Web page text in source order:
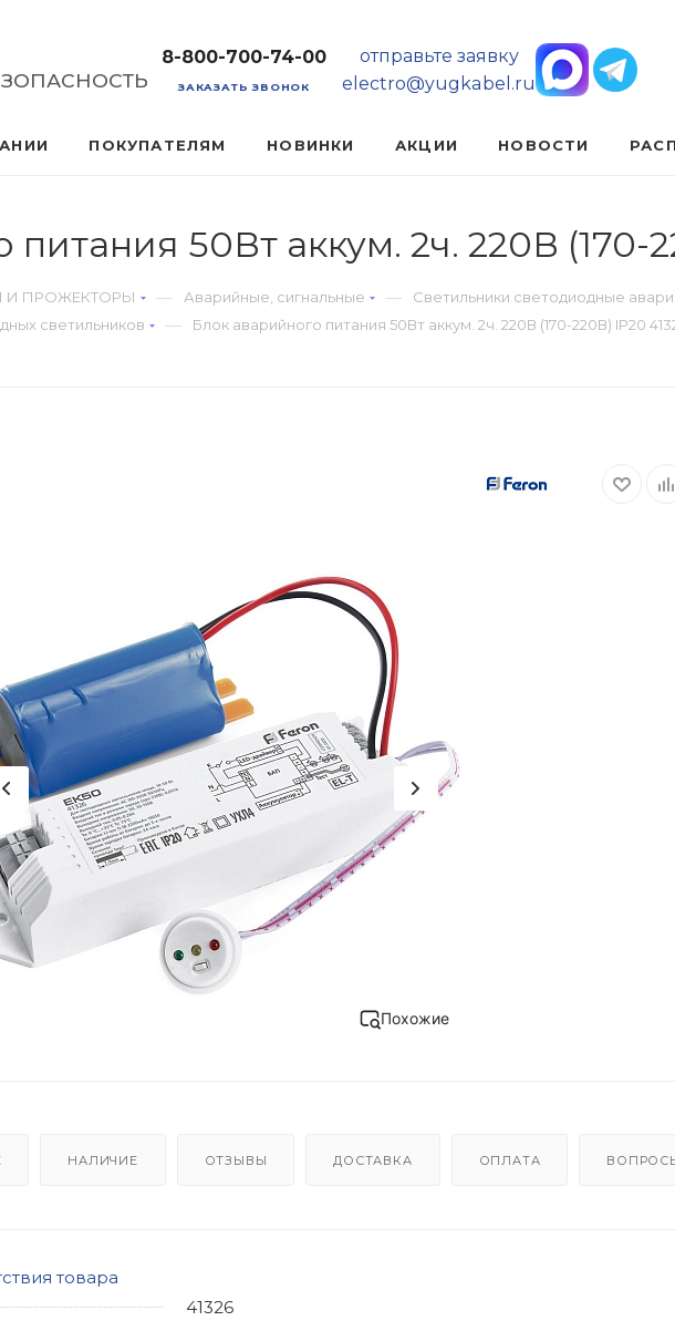
8-800-700-74-00
ЗАКАЗАТЬ ЗВОНОК
отправьте заявку
electro@yugkabel.ru
ПОКУПАТЕЛЯМ НОВИНКИ АКЦИИ НОВОСТИ
50Вт аккум. 2ч. 220В (170-
И ПРОЖЕКТОРЫ — Аварийные, сигнальные — Светильники светодиодные
светильников — Блок аварийного питания 50Вт аккум. 2ч. 220В (170-220В) IP20
Похожие
НАЛИЧИЕ ОТЗЫВЫ ДОСТАВКА ОПЛАТА
товара
41326